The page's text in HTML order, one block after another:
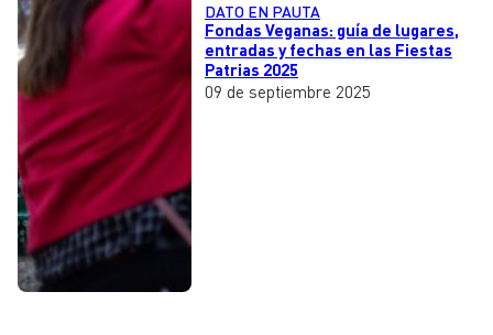
DATO EN PAUTA
Fondas Veganas: guía de lugares,
entradas y fechas en las Fiestas
Patrias 2025
09 de septiembre 2025